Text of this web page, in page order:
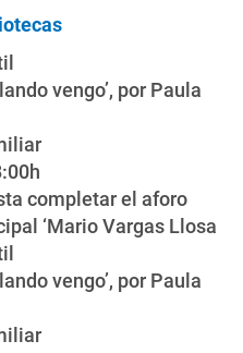
vengo’, por Paula
completar el aforo
‘Mario Vargas Llosa
vengo’, por Paula